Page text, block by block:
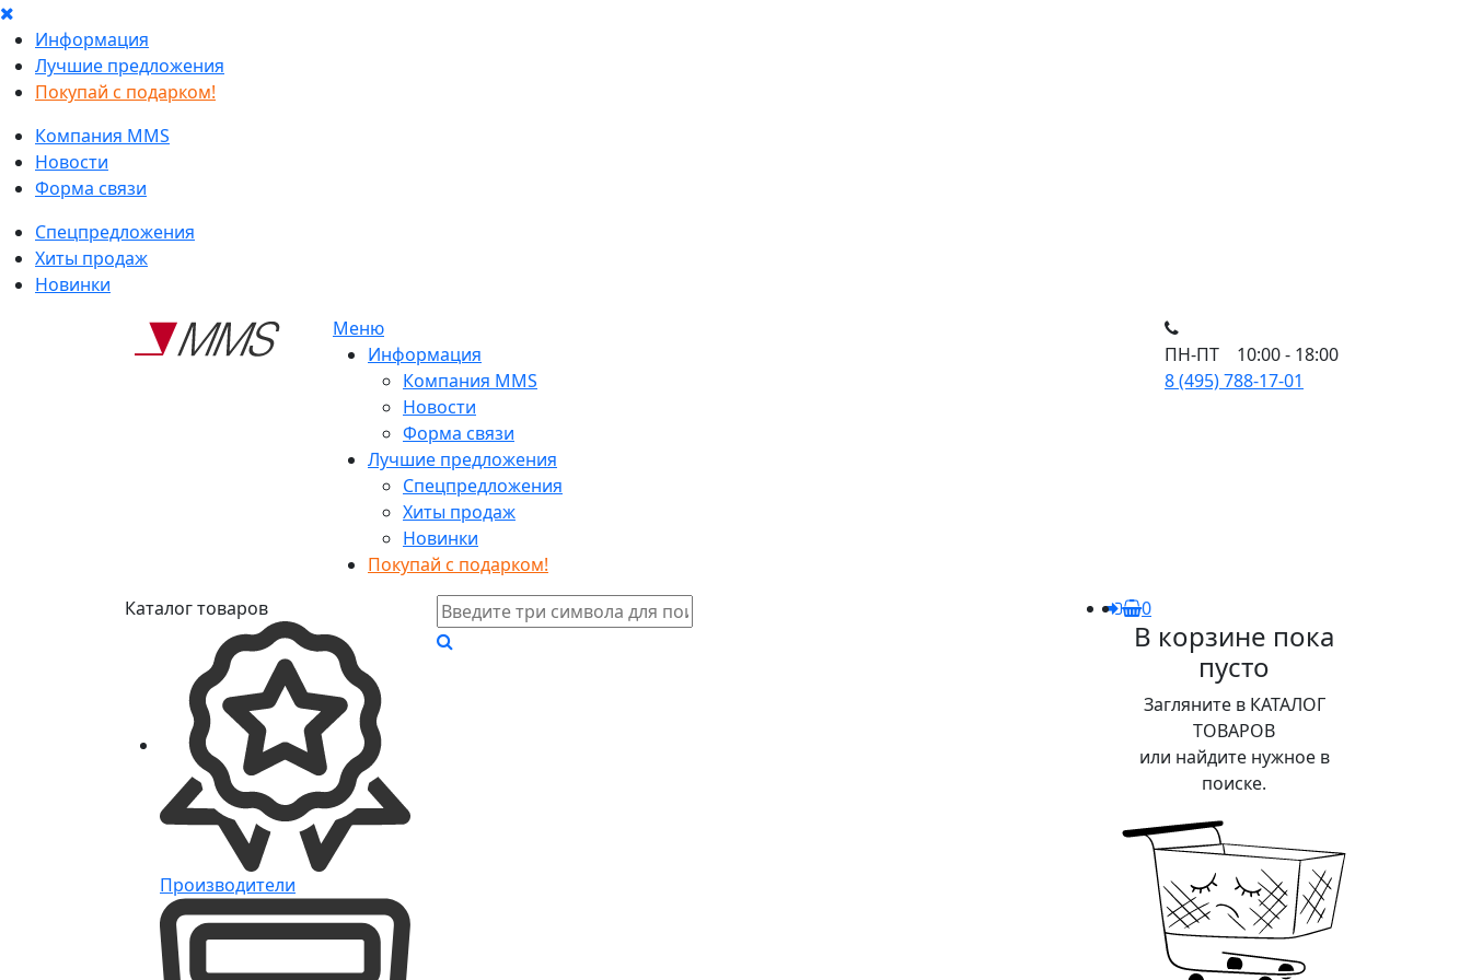
Информация
Лучшие предложения
Покупай с подарком!
Компания MMS
Новости
Форма связи
Спецпредложения
Хиты продаж
Новинки
Меню
Информация
Компания MMS
Новости
Форма связи
Лучшие предложения
Спецпредложения
Хиты продаж
Новинки
Покупай с подарком!
ПН-ПТ 10:00 - 18:00
8 (495) 788-17-01
Каталог товаров
Производители
0
В корзине пока
пусто
Загляните в КАТАЛОГ
ТОВАРОВ
или найдите нужное в
поиске.